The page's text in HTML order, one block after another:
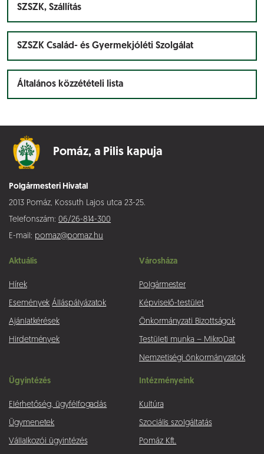
SZSZK, Szállítás
SZSZK Család- és Gyermekjóléti Szolgálat
Általános közzétételi lista
Pomáz, a Pilis kapuja
Polgármesteri Hivatal
2013 Pomáz, Kossuth Lajos utca 23-25.
Telefonszám: 06/26-814-300
E-mail: pomaz@pomaz.hu
Aktuális
Hírek
Események Álláspályázatok
Ajánlatkérések
Hirdetmények
Városháza
Polgármester
Képviselő-testület
Önkormányzati Bizottságok
Testületi munka – MikroDat
Nemzetiségi önkormányzatok
Ügyintézés
Elérhetőség, ügyfélfogadás
Ügymenetek
Vállalkozói ügyintézés
Intézményeink
Kultúra
Szociális szolgáltatás
Pomáz Kft.